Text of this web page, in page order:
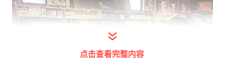
点击查看完整内容